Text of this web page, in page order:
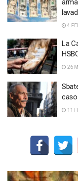
4
La
26
caso
11